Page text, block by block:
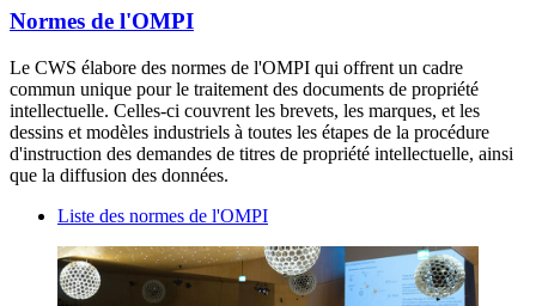
Normes de l'OMPI
Le CWS élabore des normes de l'OMPI qui offrent un cadre
commun unique pour le traitement des documents de propriété
intellectuelle. Celles-ci couvrent les brevets, les marques, et les
dessins et modèles industriels à toutes les étapes de la procédure
d'instruction des demandes de titres de propriété intellectuelle, ainsi
que la diffusion des données.
Liste des normes de l'OMPI